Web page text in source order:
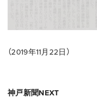
（2019年11月22日）
神戸新聞NEXT